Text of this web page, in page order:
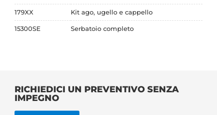
179XX Kit ago, ugello e cappello
15300SE Serbatoio completo
RICHIEDICI UN PREVENTIVO SENZA
IMPEGNO